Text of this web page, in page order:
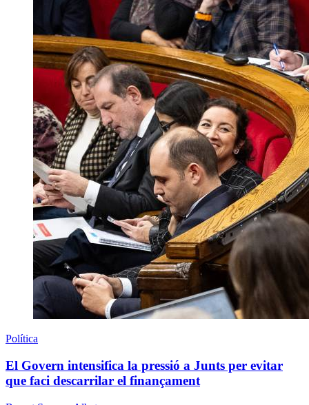
Política
El Govern intensifica la pressió a Junts per evitar
que faci descarrilar el finançament